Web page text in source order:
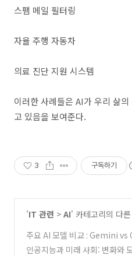
스팸 메일 필터링
자율 주행 자동차
의료 진단 지원 시스템
이러한 사례들은 AI가 우리 삶
고 있음을 보여준다.
3 구독하기
'IT 관련 > AI' 카테고리의 다
주요 AI 모델 비교 : Gemini vs
rplexity (0)
인공지능과 미래 사회: 변화와